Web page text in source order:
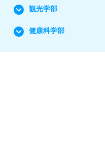
観光学部
健康科学部